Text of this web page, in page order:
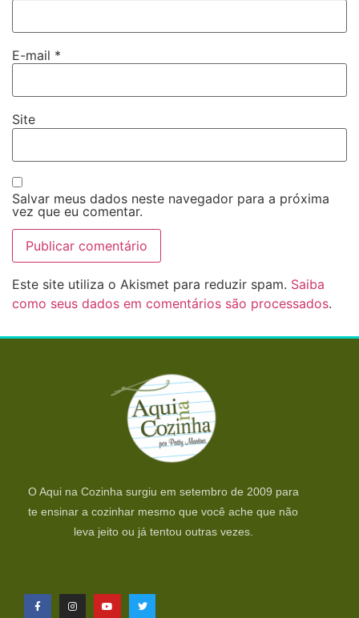
E-mail *
Site
Salvar meus dados neste navegador para a próxima
vez que eu comentar.
Este site utiliza o Akismet para reduzir spam. Saiba
como seus dados em comentários são processados.
O Aqui na Cozinha surgiu em setembro de 2009 para
te ensinar a cozinhar mesmo que você ache que não
leva jeito ou já tentou outras vezes.